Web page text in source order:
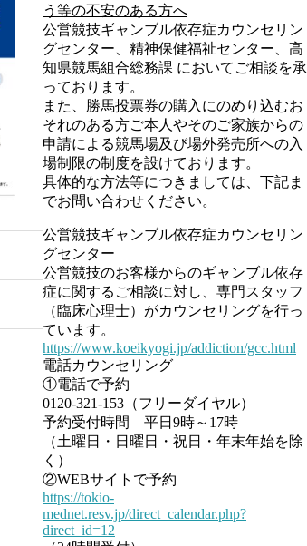
う等の不安のある方へ
公営競技ギャンブル依存症カウンセリン
グセンター、精神保健福祉センター、高
知県競馬組合総務課 においてご相談を承
っております。
また、勝馬投票券の購入にのめり込むお
それのある方ご本人やそのご家族からの
申請による競馬場及び場外発売所への入
場制限の制度を設けております。
具体的な方法等につきましては、下記ま
でお問い合わせください。
公営競技ギャンブル依存症カウンセリン
グセンター
公営競技のお客様からのギャンブル依存
症に関するご相談に対し、専門スタッフ
（臨床心理士）がカウンセリングを行っ
ています。
https://www.koeikyogi.jp/addiction/gcc.html
電話カウンセリング
①電話で予約
0120-321-153（フリーダイヤル）
予約受付時間 平日9時～17時
（土曜日・日曜日・祝日・年末年始を除
く）
②WEBサイトで予約
https://tokio-
mednet.resv.jp/direct_calendar.php?
direct_id=12